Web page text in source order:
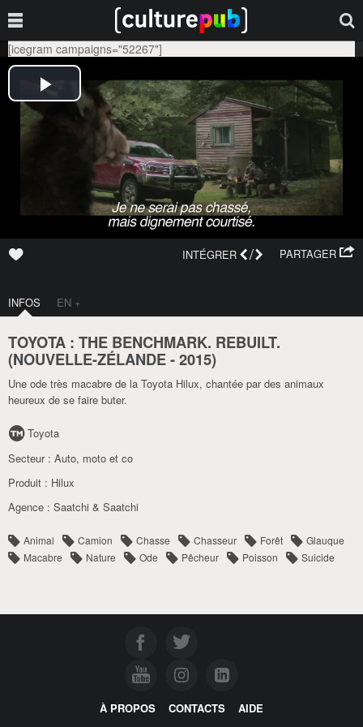
[icegram campaigns="52267"]
PARTAGER
INTÉGRER /
INFOS EN +
TOYOTA : THE BENCHMARK. REBUILT.
(NOUVELLE-ZÉLANDE-2015)
Une ode très macabre de la Toyota Hilux, chantée par des animaux
heureux de se faire buter.
Toyota
Secteur : Auto, moto et co
Produit : Hilux
Agence : Saatchi & Saatchi
Animal Camion Chasse Chasseur Forêt
Glauque
Macabre
Nature Ode Pêcheur Poisson Suicide
À PROPOS CONTACTS AIDE